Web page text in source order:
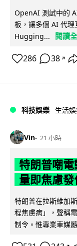
OpenAI 測試中的
板，讓多個 AI 代
Hugging...
閱讀
286 38 ↗
科技娛樂 生活
Vin 21 小時
特朗普嘲
量即焦慮
特朗普在拉斯維加
程焦慮病」，聲稱
制令。惟專業車媒